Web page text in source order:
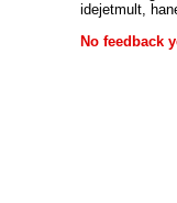
idejetmult,
No feedback